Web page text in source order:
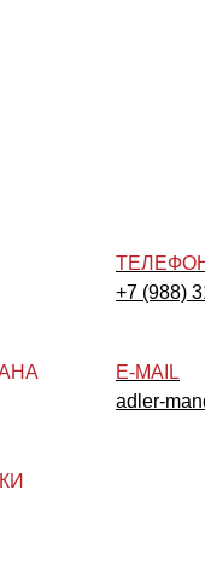
+7 (988)
E-MAIL
adler-